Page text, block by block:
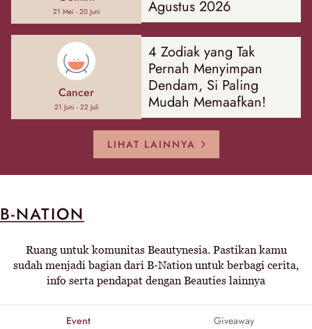
21 Mei - 20 Juni
Agustus 2026
Cancer
21 Juni - 22 Juli
4 Zodiak yang Tak
Pernah Menyimpan
Dendam, Si Paling
Mudah Memaafkan!
LIHAT LAINNYA
B-NATION
Ruang untuk komunitas Beautynesia. Pastikan kamu
sudah menjadi bagian dari B-Nation untuk berbagi cerita,
info serta pendapat dengan Beauties lainnya
Event Giveaway